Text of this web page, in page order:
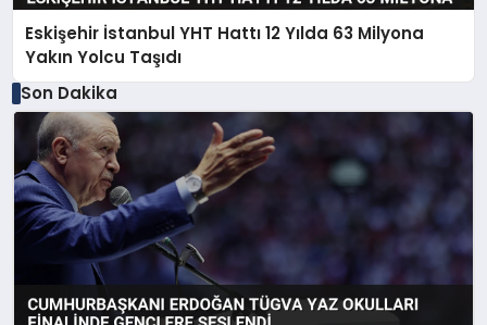
Eskişehir İstanbul YHT Hattı 12 Yılda 63 Milyona
Yakın Yolcu Taşıdı
Son Dakika